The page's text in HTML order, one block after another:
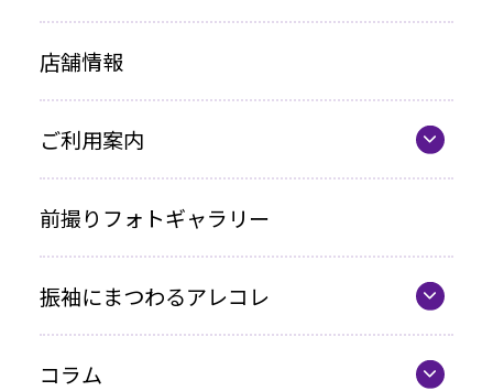
レンタルプラン
お買い上げプラン
ママ振プラン
写真のみプラン
店舗情報
ご利用案内
各種お支払い方法
車いすをご利用の方へ
企業情報
前撮りフォトギャラリー
振袖にまつわるアレコレ
コラム